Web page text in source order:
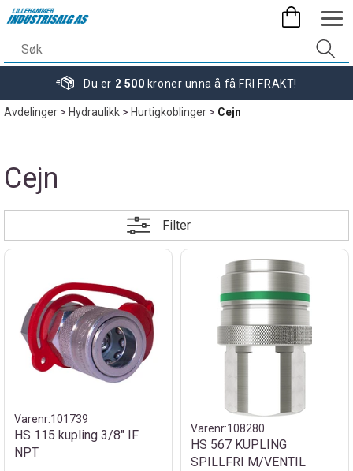
Du er 2 500 kroner unna å få FRI FRAKT!
Avdelinger>Hydraulikk>Hurtigkoblinger>Cejn
Cejn
Filter
Varenr:101739
HS 115 kupling 3/8" IF
NPT
Varenr:108280
HS 567 KUPLING
SPILLFRI M/VENTIL